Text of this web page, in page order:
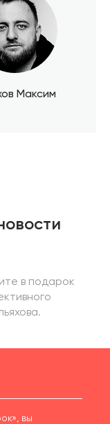
Максим
в подарок
вы